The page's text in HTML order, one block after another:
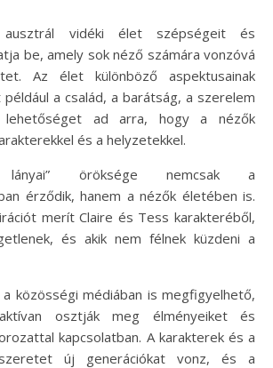
vidéki élet szépségeit és
be, amely sok néző számára vonzóvá
Az élet különböző aspektusainak
a család, a barátság, a szerelem
ad arra, hogy a nézők
és a helyzetekkel.
öröksége nemcsak a
érződik, hanem a nézők életében is.
merít Claire és Tess karakteréből,
és akik nem félnek küzdeni a
közösségi médiában is megfigyelhető,
osztják meg élményeiket és
kapcsolatban. A karakterek és a
új generációkat vonz, és a